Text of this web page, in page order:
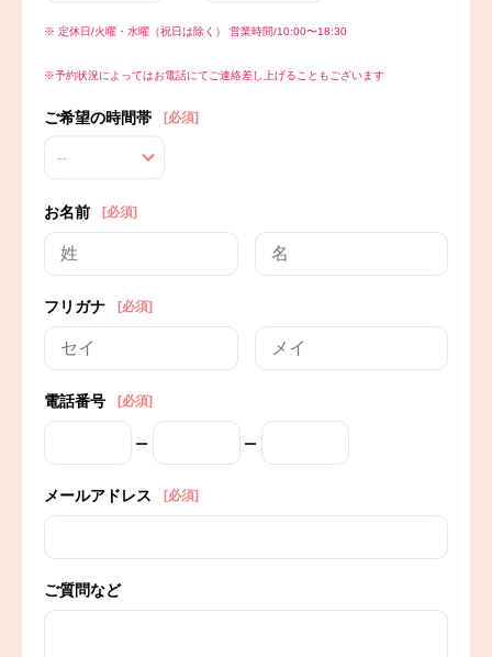
※ 定休日/火曜・水曜（祝日は除く） 営業時間/10:00〜18:30
※予約状況によってはお電話にてご連絡差し上げることもございます
ご希望の時間帯 [必須]
--
お名前 [必須]
フリガナ [必須]
電話番号 [必須]
メールアドレス [必須]
ご質問など